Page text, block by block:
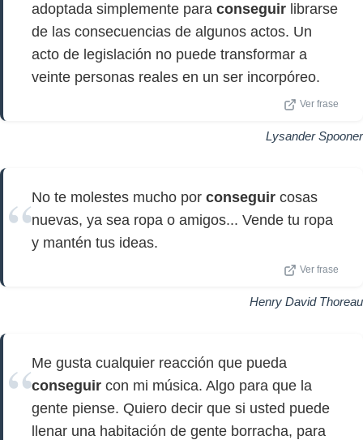
adoptada simplemente para conseguir librarse
de las consecuencias de algunos actos. Un
acto de legislación no puede transformar a
veinte personas reales en un ser incorpóreo.
Ver frase
Lysander Spooner
No te molestes mucho por conseguir cosas
nuevas, ya sea ropa o amigos... Vende tu ropa
y mantén tus ideas.
Ver frase
Henry David Thoreau
Me gusta cualquier reacción que pueda
conseguir con mi música. Algo para que la
gente piense. Quiero decir que si usted puede
llenar una habitación de gente borracha, para